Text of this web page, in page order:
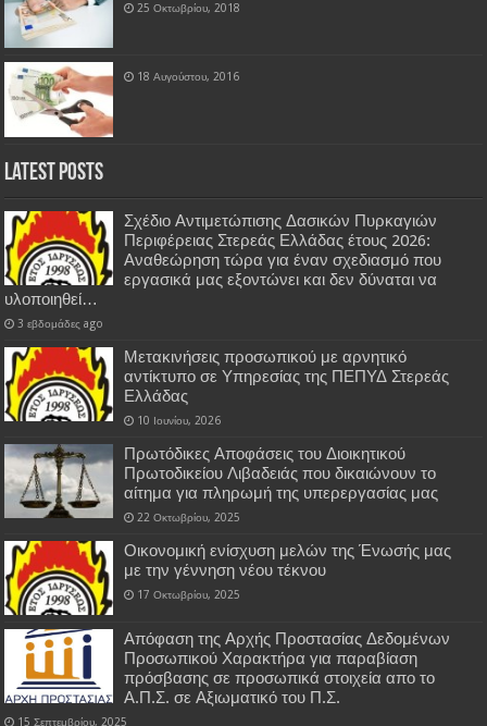
25 Οκτωβρίου, 2018
18 Αυγούστου, 2016
Latest Posts
Σχέδιο Αντιμετώπισης Δασικών Πυρκαγιών
Περιφέρειας Στερεάς Ελλάδας έτους 2026:
Αναθεώρηση τώρα για έναν σχεδιασμό που
εργασικά μας εξοντώνει και δεν δύναται να
υλοποιηθεί…
3 εβδομάδες ago
Μετακινήσεις προσωπικού με αρνητικό
αντίκτυπο σε Υπηρεσίας της ΠΕΠΥΔ Στερεάς
Ελλάδας
10 Ιουνίου, 2026
Πρωτόδικες Αποφάσεις του Διοικητικού
Πρωτοδικείου Λιβαδειάς που δικαιώνουν το
αίτημα για πληρωμή της υπερεργασίας μας
22 Οκτωβρίου, 2025
Οικονομική ενίσχυση μελών της Ένωσής μας
με την γέννηση νέου τέκνου
17 Οκτωβρίου, 2025
Απόφαση της Αρχής Προστασίας Δεδομένων
Προσωπικού Χαρακτήρα για παραβίαση
πρόσβασης σε προσωπικά στοιχεία απο το
Α.Π.Σ. σε Αξιωματικό του Π.Σ.
15 Σεπτεμβρίου, 2025